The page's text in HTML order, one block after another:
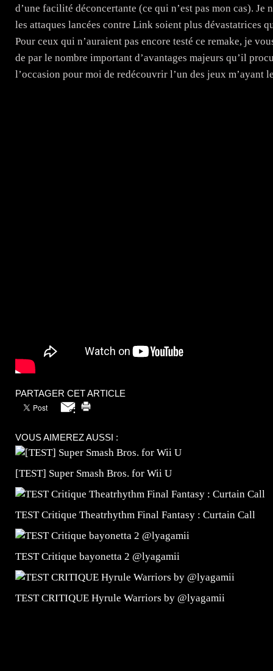
d’une facilité déconcertante (ce qui n’est pas mon cas). Je
les attaques lancées contre Link soient plus dévastatrices
Pour ceux qui n’auraient pas encore testé ce remake, je
de par le nombre important d’avantages majeurs qu’il
l’occasion pour moi de redécouvrir l’un des jeux m’ayant
PARTAGER CET ARTICLE
VOUS AIMEREZ AUSSI :
[TEST] Super Smash Bros. for Wii U
TEST Critique Theatrhythm Final Fantasy : Curtain Call
TEST Critique bayonetta 2 @lyagamii
TEST CRITIQUE Hyrule Warriors by @lyagamii